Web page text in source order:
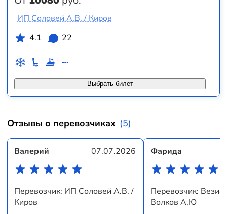
Выбрать билет
ИП Соловей А.В. / Киров
4.1
22
Отзывы о перевозчиках (5)
Валерий 07.07.2026
Перевозчик: ИП Соловей А.В. /
Киров
Фарида
Перевозчик:
Волков А.Ю